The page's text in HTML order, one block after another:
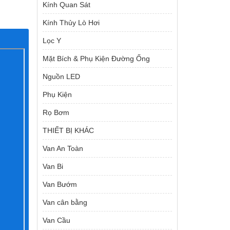
Kính Quan Sát
Kính Thủy Lò Hơi
Lọc Y
Mặt Bích & Phụ Kiện Đường Ống
Nguồn LED
Phụ Kiện
Rọ Bơm
THIẾT BỊ KHÁC
Van An Toàn
Van Bi
Van Bướm
Van cân bằng
Van Cầu